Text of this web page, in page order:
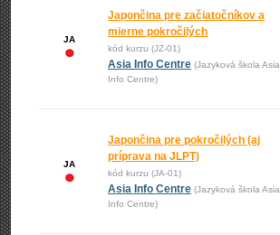
JA
Japončina pre začiatočníkov a
mierne pokročilých
kód kurzu (JZ-01)
Asia Info Centre (Jazyková škola Asia
Info Centre)
JA
Japončina pre pokročilých (aj
príprava na JLPT)
kód kurzu (JA-01)
Asia Info Centre (Jazyková škola Asia
Info Centre)